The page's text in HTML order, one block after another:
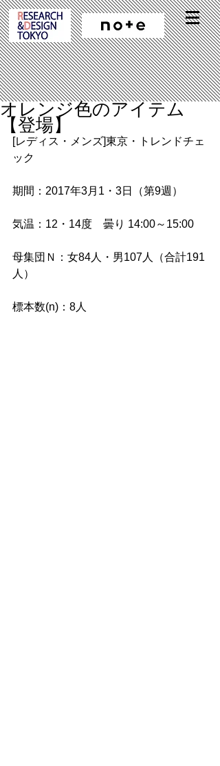
オレンジ色のアイテム
【登場】
[レディス・メンズ]東京・トレンドチェ
ック
期間：2017年3月1・3日（第9週）
気温：12・14度　曇り 14:00～15:00
母集団Ｎ：女84人・男107人（合計191
人）
標本数(n)：8人